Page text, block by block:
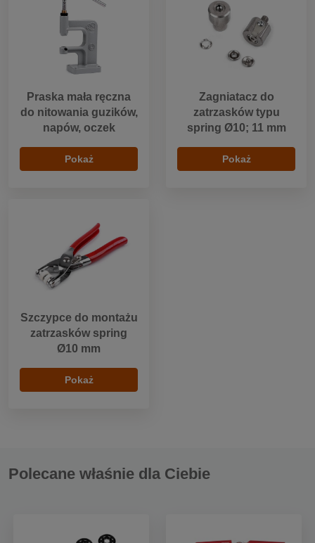
Praska mała ręczna
do nitowania guzików,
napów, oczek
Pokaż
Zagniatacz do
zatrzasków typu
spring Ø10; 11 mm
Pokaż
Szczypce do montażu
zatrzasków spring
Ø10 mm
Pokaż
Polecane właśnie dla Ciebie